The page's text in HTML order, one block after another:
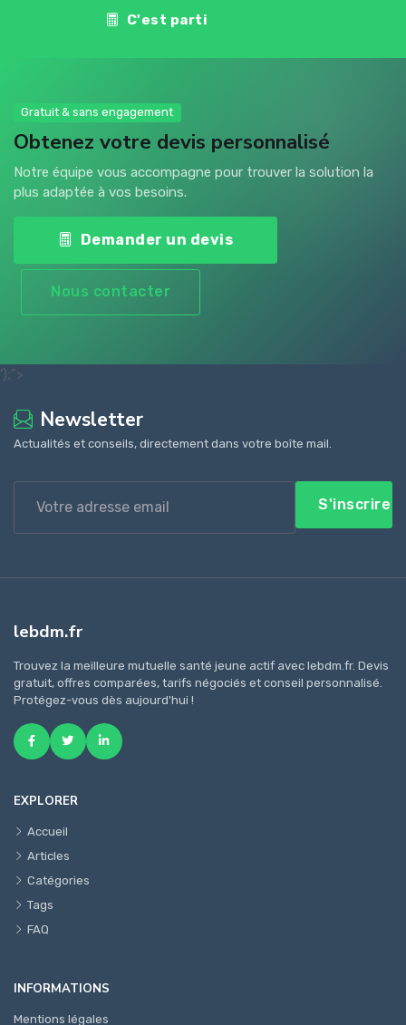
C'est parti
Gratuit & sans engagement
Obtenez votre devis personnalisé
Notre équipe vous accompagne pour trouver la solution la
plus adaptée à vos besoins.
Demander un devis
Nous contacter
');">
Newsletter
Actualités et conseils, directement dans votre boîte mail.
S'inscrire
lebdm.fr
Trouvez la meilleure mutuelle santé jeune actif avec lebdm.fr. Devis
gratuit, offres comparées, tarifs négociés et conseil personnalisé.
Protégez-vous dès aujourd'hui !
EXPLORER
Accueil
Articles
Catégories
Tags
FAQ
INFORMATIONS
Mentions légales